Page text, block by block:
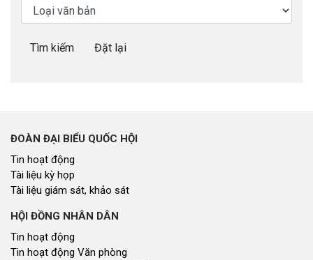
Tìm kiếm Đặt lại
ĐOÀN ĐẠI BIỂU QUỐC HỘI
Tin hoạt động
Tài liệu kỳ họp
Tài liệu giám sát, khảo sát
HỘI ĐỒNG NHÂN DÂN
Tin hoạt động
Tin hoạt động Văn phòng